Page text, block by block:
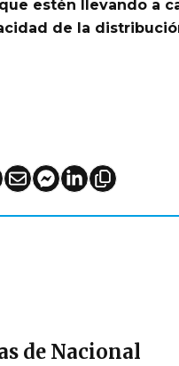
estén llevando a
de la
de Nacional